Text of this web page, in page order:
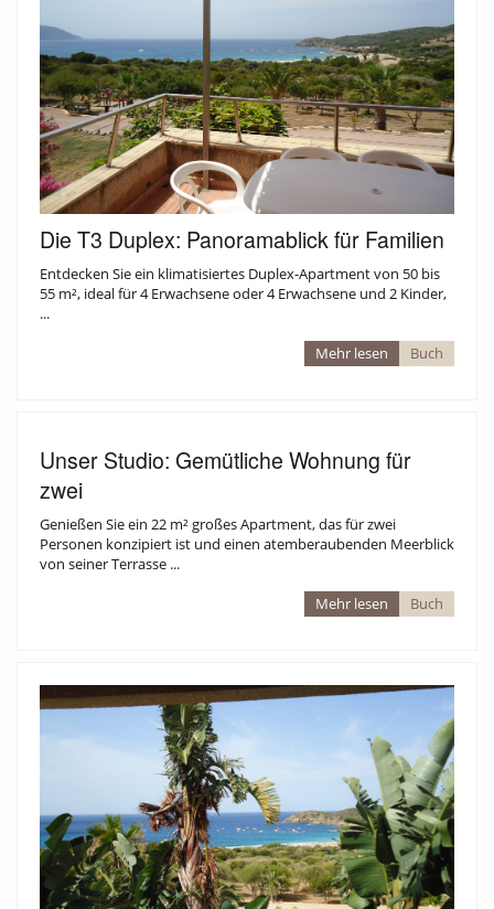
Die T3 Duplex: Panoramablick für Familien
Entdecken Sie ein klimatisiertes Duplex-Apartment von 50 bis
55 m², ideal für 4 Erwachsene oder 4 Erwachsene und 2 Kinder,
...
Buch
Mehr lesen
Unser Studio: Gemütliche Wohnung für
zwei
Genießen Sie ein 22 m² großes Apartment, das für zwei
Personen konzipiert ist und einen atemberaubenden Meerblick
von seiner Terrasse ...
Buch
Mehr lesen